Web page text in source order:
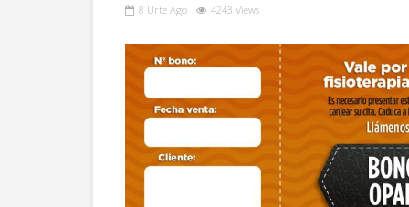
8 Urte Ago 4243 Views